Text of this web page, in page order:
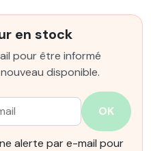
en stock
pour être informé
disponible.
OK
alerte par e-mail pour